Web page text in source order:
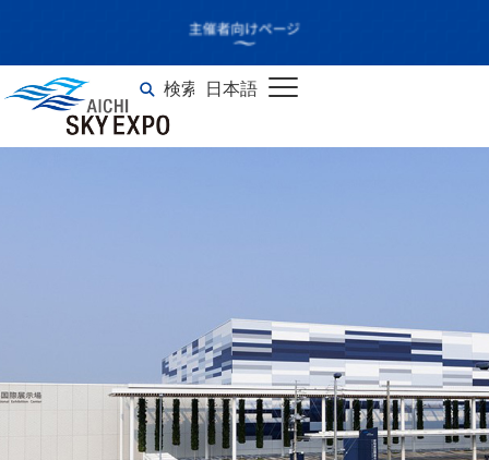
検索 日本語
English
Advanced Air Mobility
Asia Symposium